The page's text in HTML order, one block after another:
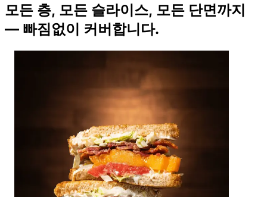
모든 층, 모든 슬라이스, 모든 단면까지
— 빠짐없이 커버합니다.